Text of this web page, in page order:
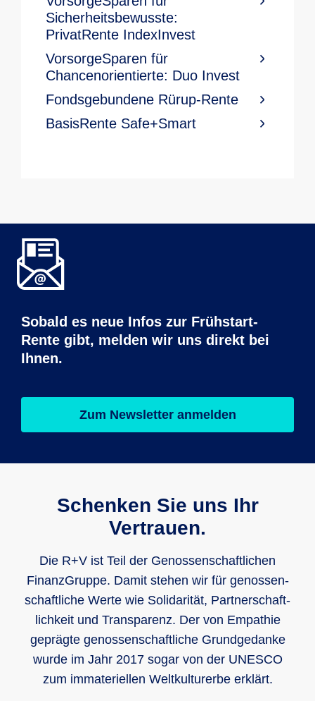
Sicherheitsbewusste:
PrivatRente IndexInvest
VorsorgeSparen für
Chancenorientierte: Duo Invest
Fondsgebundene Rürup-Rente
BasisRente Safe+Smart
Sobald es neue Infos zur Frühstart-
Rente gibt, melden wir uns direkt bei
Ihnen.
Zum Newsletter anmelden
Schenken Sie uns Ihr
Vertrauen.
Die R+V ist Teil der Genos­sen­schaft­lichen
Finanz­Gruppe. Damit stehen wir für genos­sen­
schaft­liche Werte wie Soli­darität, Part­ner­schaft­
lich­keit und Trans­parenz. Der von Empathie
geprägte genos­sen­schaft­liche Grund­gedanke
wurde im Jahr 2017 sogar von der UNESCO
zum imma­teri­ellen Welt­kultur­erbe erklärt.